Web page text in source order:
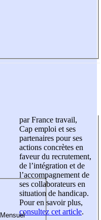
par France travail,
Cap emploi et ses
partenaires pour ses
actions concrètes en
faveur du recrutement,
de l’intégration et de
l’accompagnement de
ses collaborateurs en
situation de handicap.
Pour en savoir plus,
consultez cet article.